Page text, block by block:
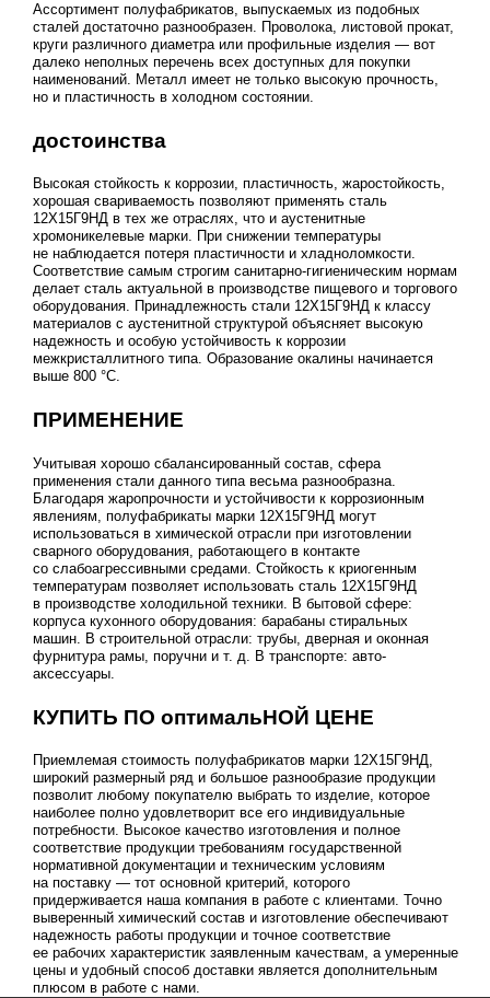
Ассортимент полуфабрикатов, выпускаемых из подобных
сталей достаточно разнообразен. Проволока, листовой прокат,
круги различного диаметра или профильные изделия — вот
далеко неполных перечень всех доступных для покупки
наименований. Металл имеет не только высокую прочность,
но и пластичность в холодном состоянии.
достоинства
Высокая стойкость к коррозии, пластичность, жаростойкость,
хорошая свариваемость позволяют применять сталь
12Х15Г9НД в тех же отраслях, что и аустенитные
хромоникелевые марки. При снижении температуры
не наблюдается потеря пластичности и хладноломкости.
Соответствие самым строгим санитарно-гигиеническим нормам
делает сталь актуальной в производстве пищевого и торгового
оборудования. Принадлежность стали 12Х15Г9НД к классу
материалов с аустенитной структурой объясняет высокую
надежность и особую устойчивость к коррозии
межкристаллитного типа. Образование окалины начинается
выше 800 °C.
ПРИМЕНЕНИЕ
Учитывая хорошо сбалансированный состав, сфера
применения стали данного типа весьма разнообразна.
Благодаря жаропрочности и устойчивости к коррозионным
явлениям, полуфабрикаты марки 12Х15Г9НД могут
использоваться в химической отрасли при изготовлении
сварного оборудования, работающего в контакте
со слабоагрессивными средами. Стойкость к криогенным
температурам позволяет использовать сталь 12Х15Г9НД
в производстве холодильной техники. В бытовой сфере:
корпуса кухонного оборудования: барабаны стиральных
машин. В строительной отрасли: трубы, дверная и оконная
фурнитура рамы, поручни и т. д.
В транспорте: авто-
аксессуары.
КУПИТЬ ПО оптимальНОЙ ЦЕНЕ
Приемлемая стоимость полуфабрикатов марки 12Х15Г9НД,
широкий размерный ряд и большое разнообразие продукции
позволит любому покупателю выбрать то изделие, которое
наиболее полно удовлетворит все его индивидуальные
потребности. Высокое качество изготовления и полное
соответствие продукции требованиям государственной
нормативной документации и техническим условиям
на поставку — тот основной критерий, которого
придерживается наша компания в работе с клиентами. Точно
выверенный химический состав и изготовление обеспечивают
надежность работы продукции и точное соответствие
ее рабочих характеристик заявленным качествам, а умеренные
цены и удобный способ доставки является дополнительным
плюсом в работе с нами.